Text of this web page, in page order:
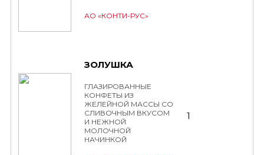
АО «КОНТИ-РУС»
ЗОЛУШКА
ГЛАЗИРОВАННЫЕ
КОНФЕТЫ ИЗ
ЖЕЛЕЙНОЙ МАССЫ СО
СЛИВОЧНЫМ ВКУСОМ
И НЕЖНОЙ
МОЛОЧНОЙ
НАЧИНКОЙ
1